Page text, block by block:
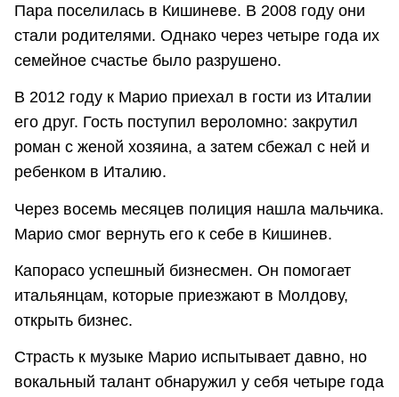
Пара поселилась в Кишиневе. В 2008 году они
стали родителями. Однако через четыре года их
семейное счастье было разрушено.
В 2012 году к Марио приехал в гости из Италии
его друг. Гость поступил вероломно: закрутил
роман с женой хозяина, а затем сбежал с ней и
ребенком в Италию.
Через восемь месяцев полиция нашла мальчика.
Марио смог вернуть его к себе в Кишинев.
Капорасо успешный бизнесмен. Он помогает
итальянцам, которые приезжают в Молдову,
открыть бизнес.
Страсть к музыке Марио испытывает давно, но
вокальный талант обнаружил у себя четыре года